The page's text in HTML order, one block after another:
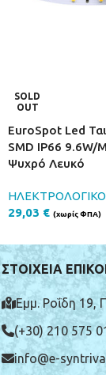
SOLD
OUT
EuroSpot Led
SMD IP66 9.6W/
Ψυχρό Λευκό
ΗΛΕΚΤΡΟΛΟΓΙΚΟ
29,03 € (χωρίς ΦΠΑ)
ΣΤΟΙΧΕΙΑ
Εμμ. Ροΐδη 19,
(+30) 210 575
info@e-